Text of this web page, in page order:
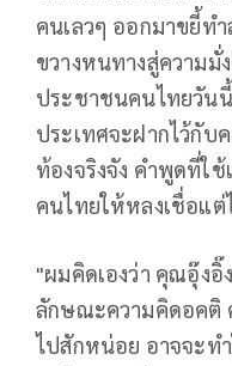
คนเลวๆ ออกมาขยี้ท
ขวางหนทางสู่ความมั่
ประชาชนคนไทยวัน
ประเทศจะฝากไว้กับ
ท้องจริงจัง คำพูดที่ใช้
คนไทยให้หลงเชื่อแต่
"ผมคิดเองว่า คุณอุ๊ง
ลักษณะความคิดอคติ
ไปสักหน่อย อาจจะท